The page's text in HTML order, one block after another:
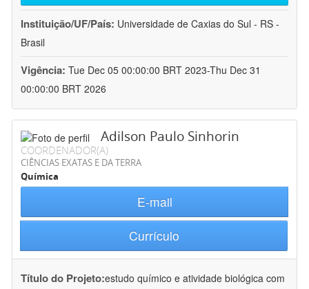
Instituição/UF/País: Universidade de Caxias do Sul - RS -
Brasil
Vigência: Tue Dec 05 00:00:00 BRT 2023-Thu Dec 31
00:00:00 BRT 2026
Adilson Paulo Sinhorin
COORDENADOR(A)
CIÊNCIAS EXATAS E DA TERRA
Química
E-mail
Currículo
Título do Projeto:estudo químico e atividade biológica com